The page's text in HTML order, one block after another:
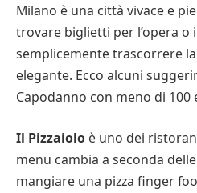
Milano è una città vivace e
trovare biglietti per l’opera
semplicemente trascorrere
elegante. Ecco alcuni
Capodanno con meno di 100
Il Pizzaiolo è uno dei
menu cambia a seconda
mangiare una pizza finger